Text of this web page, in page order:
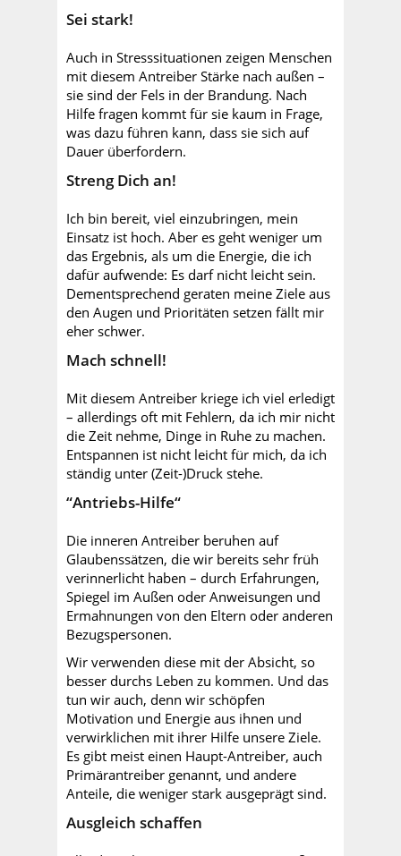
Sei stark!
Auch in Stresssituationen zeigen Menschen
mit diesem Antreiber Stärke nach außen –
sie sind der Fels in der Brandung. Nach
Hilfe fragen kommt für sie kaum in Frage,
was dazu führen kann, dass sie sich auf
Dauer überfordern.
Streng Dich an!
Ich bin bereit, viel einzubringen, mein
Einsatz ist hoch. Aber es geht weniger um
das Ergebnis, als um die Energie, die ich
dafür aufwende: Es darf nicht leicht sein.
Dementsprechend geraten meine Ziele aus
den Augen und Prioritäten setzen fällt mir
eher schwer.
Mach schnell!
Mit diesem Antreiber kriege ich viel erledigt
– allerdings oft mit Fehlern, da ich mir nicht
die Zeit nehme, Dinge in Ruhe zu machen.
Entspannen ist nicht leicht für mich, da ich
ständig unter (Zeit-)Druck stehe.
“Antriebs-Hilfe“
Die inneren Antreiber beruhen auf
Glaubenssätzen, die wir bereits sehr früh
verinnerlicht haben – durch Erfahrungen,
Spiegel im Außen oder Anweisungen und
Ermahnungen von den Eltern oder anderen
Bezugspersonen.
Wir verwenden diese mit der Absicht, so
besser durchs Leben zu kommen. Und das
tun wir auch, denn wir schöpfen
Motivation und Energie aus ihnen und
verwirklichen mit ihrer Hilfe unsere Ziele.
Es gibt meist einen Haupt-Antreiber, auch
Primärantreiber genannt, und andere
Anteile, die weniger stark ausgeprägt sind.
Ausgleich schaffen